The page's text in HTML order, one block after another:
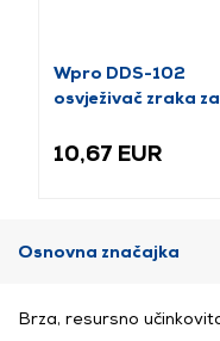
Wpro DDS-102
osvježivač zraka za
10,67 EUR
Osnovna značajka
Brza, resursno